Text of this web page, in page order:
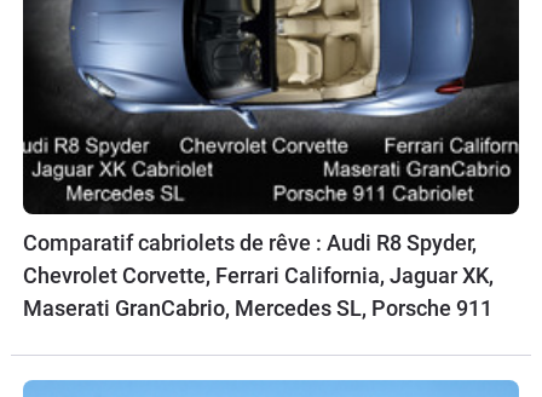
Comparatif cabriolets de rêve : Audi R8 Spyder,
Chevrolet Corvette, Ferrari California, Jaguar XK,
Maserati GranCabrio, Mercedes SL, Porsche 911